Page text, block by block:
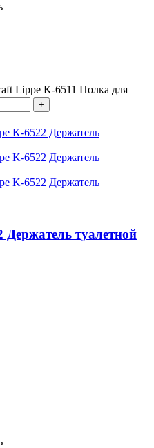
Lippe K-6511 Полка для
туалетной